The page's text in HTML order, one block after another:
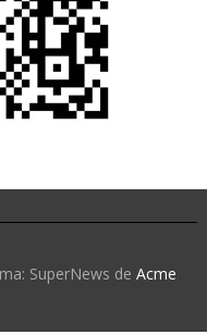
SuperNews de Acme